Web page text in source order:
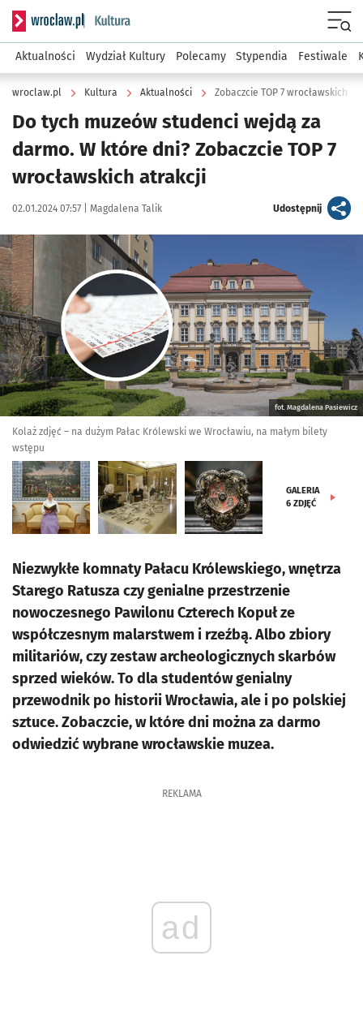
Serwis informacyjny wroclaw.pl podserwis: Kultura
Aktualności Wydział Kultury Polecamy Stypendia Festiwale
wroclaw.pl Kultura Aktualności Zobaczcie TOP 7 wrocławskich
Do tych muzeów studenci wejdą za
darmo. W które dni? Zobaczcie TOP 7
wrocławskich atrakcji
Data publikacji:
02.01.2024 07:57 | Autor:
Magdalena Talik Udostępnijartykuł
Kliknij, aby zobaczyć galerię
Kliknij, aby powiększyć
fot. Magdalena Pasiewicz
Kolaż zdjęć – na dużym Pałac Królewski we Wrocławiu, na małym bilety
wstępu
GALERIA
6 ZDJĘĆ
Niezwykłe komnaty Pałacu Królewskiego, wnętrza
Starego Ratusza czy genialne przestrzenie
nowoczesnego Pawilonu Czterech Kopuł ze
współczesnym malarstwem i rzeźbą. Albo zbiory
militariów, czy zestaw archeologicznych skarbów
sprzed wieków. To dla studentów genialny
przewodnik po historii Wrocławia, ale i po polskiej
sztuce. Zobaczcie, w które dni można za darmo
odwiedzić wybrane wrocławskie muzea.
REKLAMA
ad